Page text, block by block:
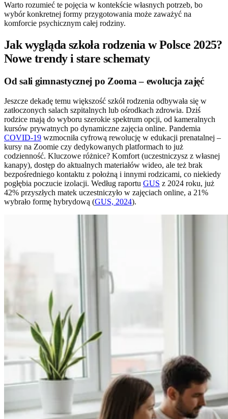
Warto rozumieć te pojęcia w kontekście własnych potrzeb, bo
wybór konkretnej formy przygotowania może zaważyć na
komforcie psychicznym całej rodziny.
Jak wygląda szkoła rodzenia w Polsce 2025?
Nowe trendy i stare schematy
Od sali gimnastycznej po Zooma – ewolucja zajęć
Jeszcze dekadę temu większość szkół rodzenia odbywała się w
zatłoczonych salach szpitalnych lub ośrodkach zdrowia. Dziś
rodzice mają do wyboru szerokie spektrum opcji, od kameralnych
kursów prywatnych po dynamiczne zajęcia online. Pandemia
COVID-19 wzmocniła cyfrową rewolucję w edukacji prenatalnej –
kursy na Zoomie czy dedykowanych platformach to już
codzienność. Kluczowe różnice? Komfort (uczestniczysz z własnej
kanapy), dostęp do aktualnych materiałów wideo, ale też brak
bezpośredniego kontaktu z położną i innymi rodzicami, co niekiedy
pogłębia poczucie izolacji. Według raportu GUS z 2024 roku, już
42% przyszłych matek uczestniczyło w zajęciach online, a 21%
wybrało formę hybrydową (GUS, 2024).